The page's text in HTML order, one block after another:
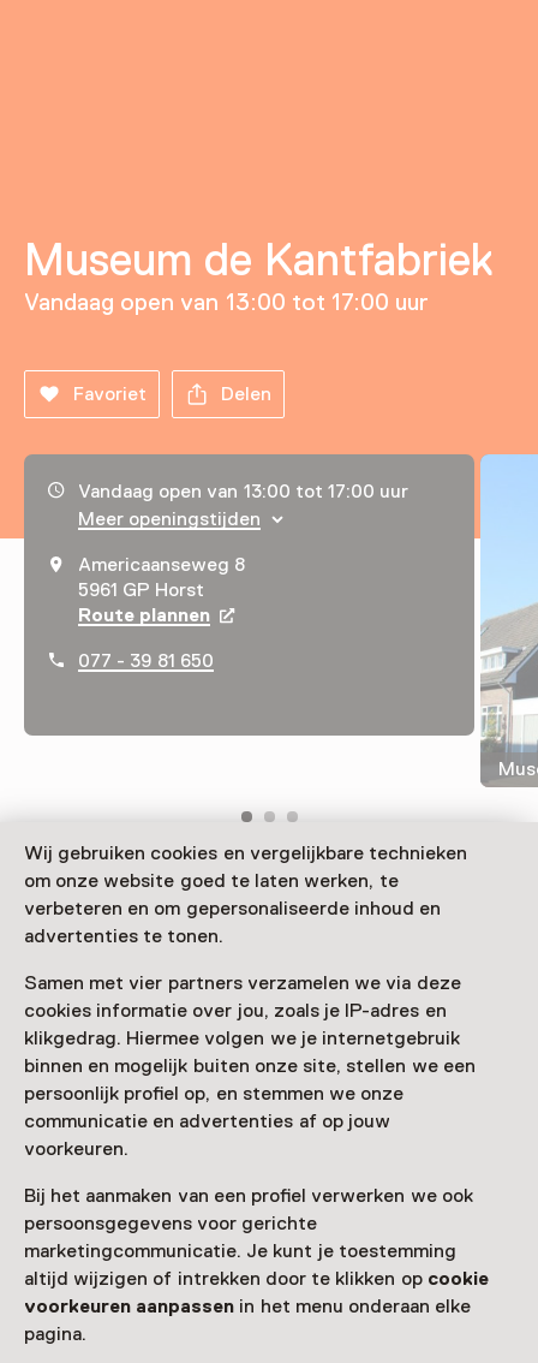
Wij gebruiken cookies en vergelijkbare technieken
om onze website goed te laten werken, te
verbeteren en om gepersonaliseerde inhoud en
advertenties te tonen.
Samen met vier partners verzamelen we via deze
cookies informatie over jou, zoals je IP-adres en
klikgedrag. Hiermee volgen we je internetgebruik
binnen en mogelijk buiten onze site, stellen we een
persoonlijk profiel op, en stemmen we onze
communicatie en advertenties af op jouw
voorkeuren.
Bij het aanmaken van een profiel verwerken we ook
persoonsgegevens voor gerichte
marketingcommunicatie. Je kunt je toestemming
altijd wijzigen of intrekken door te klikken op cookie
voorkeuren aanpassen in het menu onderaan elke
pagina.
Museum de Kantfabriek
Vandaag open van 13:00 tot 17:00 uur
Favoriet Delen
Openingstijden, adres & telefoonnummer
Vandaag open van 13:00 tot 17:00 uur
Meer openingstijden
Americaanseweg 8
5961 GP Horst
Route plannen Opent in een nieuw tabblad
077 - 39 81 650
Das Museum de Kantfabriek zeigt, wie die
Textilindustrie im nördlichen Teil der Provinz Limburg
rattern unermüdlich in einer Fabrik, in der die
Atmosphäre der 1930er-Jahre spürbar ist.
Verder lezen
Toegang
Museumkaart
Nog geen Museumkaart?
Museumkaart of ticket kopen